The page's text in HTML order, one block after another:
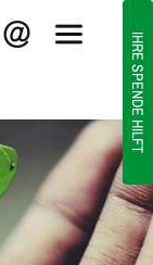
IHRE SPENDE HILFT